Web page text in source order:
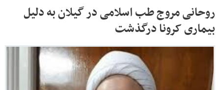
روحانی مروج طب اسلامی در گیلان به دلیل
بیماری کرونا درگذشت